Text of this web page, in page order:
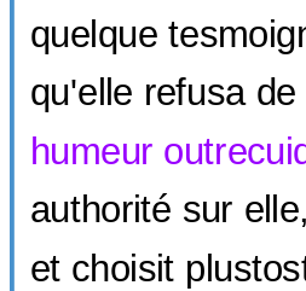
quelque
qu'elle refusa
humeur
authorité sur
et choisit